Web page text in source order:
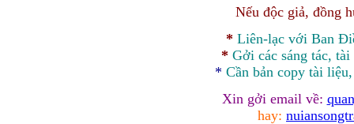
Nếu độc giả, đồng
* Liên-lạc với Ban
* Gởi các sáng tác,
* Cần bản copy tài
Xin gởi email về:
hay: